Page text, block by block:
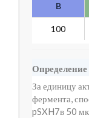
B
100
За единицу
фермента,
pSXH7в 50